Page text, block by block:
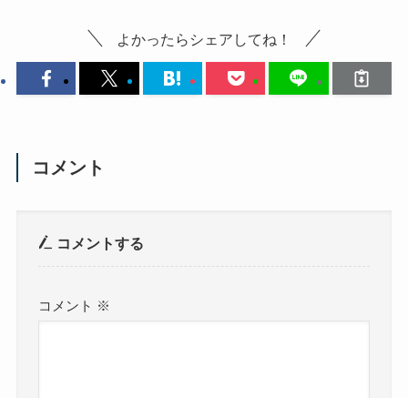
よかったらシェアしてね！
コメント
コメントする
コメント ※